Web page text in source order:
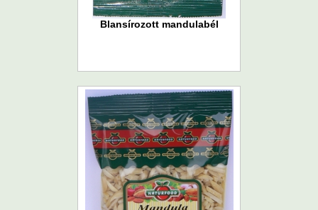
Blansírozott mandulabél